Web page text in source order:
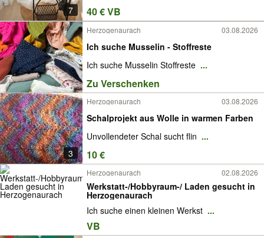
7 40 € VB
Herzogenaurach 03.08.2026
Ich suche Musselin - Stoffreste
Ich suche Musselin Stoffreste ...
Zu Verschenken
3
Herzogenaurach 03.08.2026
Schalprojekt aus Wolle in warmen Farben
Unvollendeter Schal sucht flin ...
10 €
Herzogenaurach 02.08.2026
Werkstatt-/Hobbyraum-/ Laden gesucht in
Herzogenaurach
Ich suche einen kleinen Werkst ...
VB